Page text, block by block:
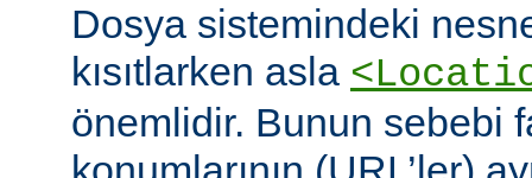
Dosya sistemindeki
kısıtlarken asla
önemlidir. Bunun sebebi